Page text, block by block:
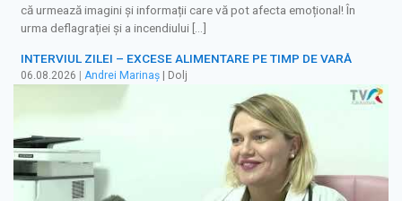
că urmează imagini și informații care vă pot afecta emoțional! În
urma deflagrației și a incendiului […]
INTERVIUL ZILEI – EXCESE ALIMENTARE PE TIMP DE VARĂ
06.08.2026 Andrei Marinaș | Dolj